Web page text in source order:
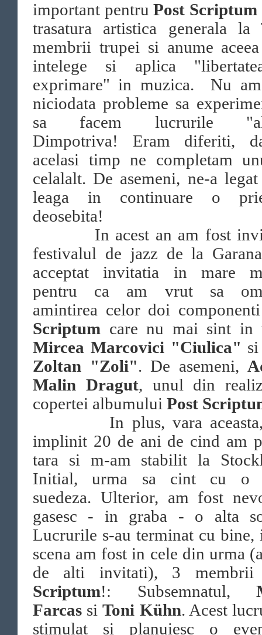
important pentruPost Scriptum
trasatura artistica generala la
membrii trupei si anume
intelege si aplica
exprimare" in muzica. Nu
niciodata probleme sa
sa facem lucrurile
Dimpotriva! Eram diferiti,
acelasi timp ne completam
celalalt. De asemeni, ne-a
leaga in continuare o
deosebita!
In acest an am fost
festivalul de jazz de la
acceptat invitatia in mare
pentru ca am vrut sa
amintirea celor doi
Scriptum care nu mai sint in
Mircea Marcovici "Ciulica"
Zoltan "Zoli". De asemeni,
Malin Dragut, unul din
copertei albumului Post
In plus, vara aceasta,
implinit 20 de ani de cind am
tara si m-am stabilit la
Initial, urma sa cint cu o
suedeza. Ulterior, am fost
gasesc - in graba - o alta
Lucrurile s-au terminat cu bine,
scena am fost in cele din urma
de alti invitati), 3
Scriptum!: Subsemnatul,
Farcas siToni Kühn. Acest
stimulat si planuiesc o